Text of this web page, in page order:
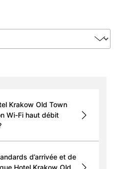
Krakow Old Town
Wi-Fi haut débit
d’arrivée et de